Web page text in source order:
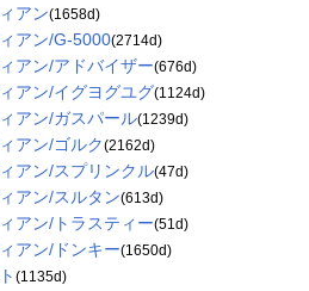
アン(1658d)
アン/G-5000(2714d)
アン/アドバイザー(676d)
アン/イグヨグユグ(1124d)
アン/ガスパール(1239d)
アン/ゴルク(2162d)
アン/スプリンクル(47d)
アン/スルタン(613d)
アン/トラスティー(51d)
アン/ドンキー(1650d)
(1135d)